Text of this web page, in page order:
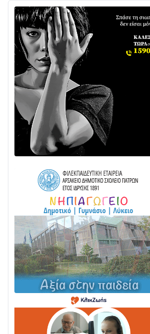
Διαβάστε την «Ναυπακτία» που
31/07 • 08:16
Δωρίδα για Όλους: «Καμία
στην ΕΥΔΑΠ»
28/07 • 21:46
Διαβάστε την «Ναυπακτία» που
24/07 • 11:31
ΕΚΤΑΚΤΟ – ΝΑΥΠΑΚΤΙΑ: ΣΥΝΑΓΕΡΜΟΣ
ΠΥΡΟΣΒΕΣΤΙΚΗ ΓΙΑ ΦΩΤΙΑ ΣΤΟΝ ΑΓΙΟ
ΓΡΑΝΙΤΣΑ
24/07 • 11:03
ΤΟ ΠΑΡΤΥ ΣΥΝΕΧΙΖΕΤΑΙ…
Στο σκοτάδι μεγάλο μέρος στο
04/08 • 19:47
Σε τροχιά υλοποίησης η Παράκαμψη
της Ναυπάκτου
04/08 • 12:08
Σε φουλ ρυθμούς το τμήμα Βόνιτσα –
| Αυτοψία Καββαδά
03/08 • 11:11
Με Αρχιερατική Λαμπρότητα η
Μεταμορφώσεως του Σωτήρος στο
03/08 • 07:45
Ενισχύεται η Πολιτική Προστασία